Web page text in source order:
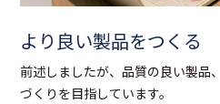
より良い製品をつくる
前述しましたが、品質の良い製品
づくりを目指しています。